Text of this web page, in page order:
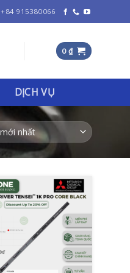
+84 915380066
0 ₫
DỊCH VỤ